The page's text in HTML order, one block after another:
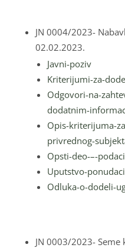
JN 0004/2023-
02.02.2023.
Javni-poziv
Kriterijumi-za-
Odgovori-na-
dodatnim-
Opis-kriterijuma-
privrednog-
Opsti-deo-–-
Uputstvo-
Odluka-o-dodeli-
JN 0003/2023- Seme